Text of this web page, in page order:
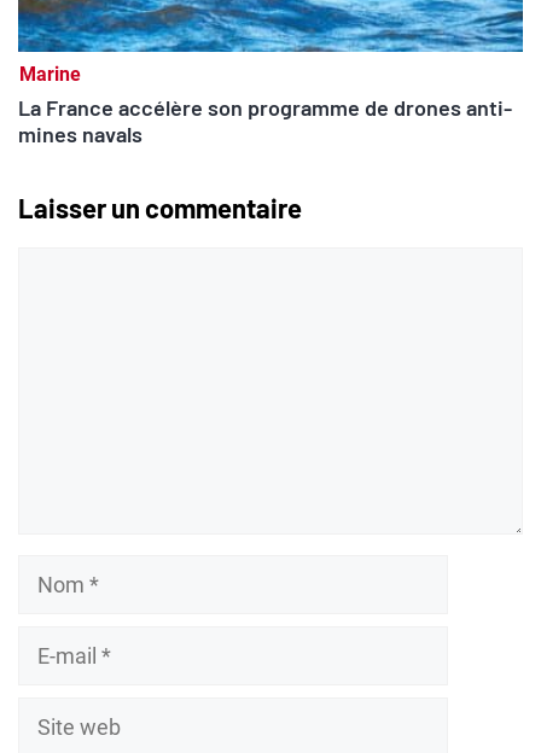
Marine
La France accélère son programme de drones anti-
mines navals
Laisser un commentaire
Nom
Site